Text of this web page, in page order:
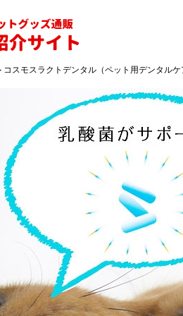
コスモスラクトデンタル（ペット用デンタルケ